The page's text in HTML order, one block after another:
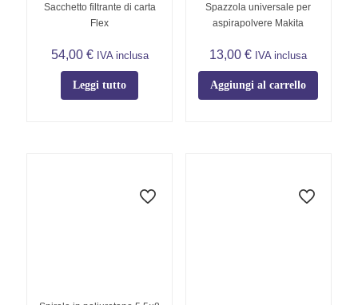
Sacchetto filtrante di carta
Flex
54,00 € IVA inclusa
Leggi tutto
Spazzola universale per
aspirapolvere Makita
13,00€ IVA inclusa
Aggiungi al carrello